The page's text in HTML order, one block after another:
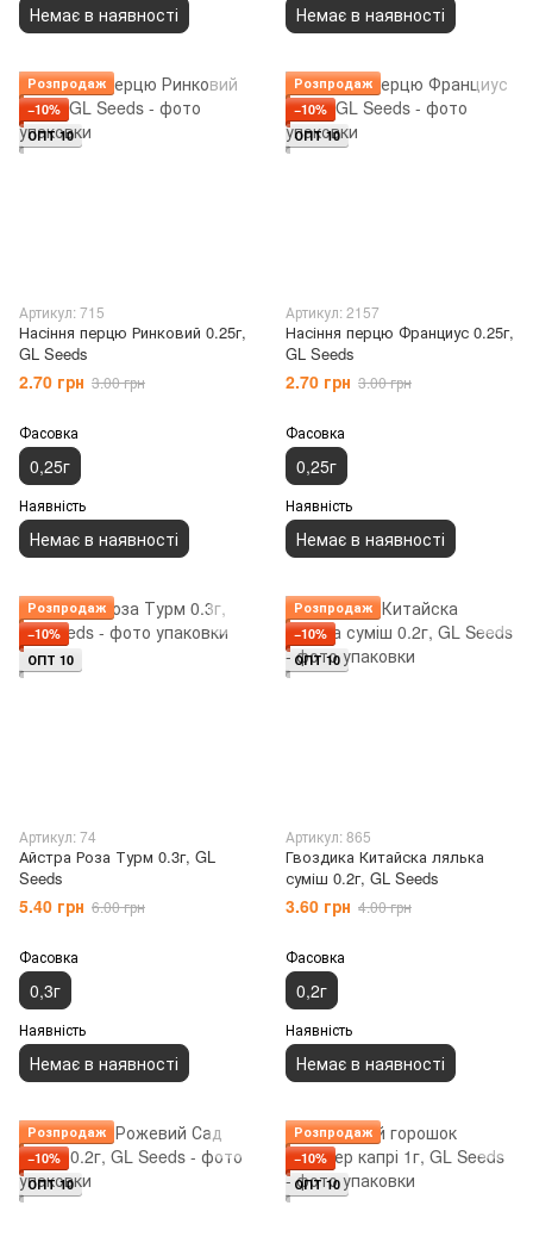
Немає в наявності Немає в наявності
Розпродаж
−10%
ОПТ 10
Артикул: 715
Насіння перцю Ринковий 0.25г,
GL Seeds
2.70 грн 3.00 грн
Фасовка
0,25г
Наявність
Немає в наявності
Розпродаж
−10%
ОПТ 10
Артикул: 2157
Насіння перцю Франциус 0.25г,
GL Seeds
2.70 грн 3.00 грн
Фасовка
0,25г
Наявність
Немає в наявності
Розпродаж
−10%
ОПТ 10
Артикул: 74
Айстра Роза Турм 0.3г, GL
Seeds
5.40 грн 6.00 грн
Фасовка
0,3г
Наявність
Немає в наявності
Розпродаж
−10%
ОПТ 10
Артикул: 865
Гвоздика Китайска лялька
суміш 0.2г, GL Seeds
3.60 грн 4.00 грн
Фасовка
0,2г
Наявність
Немає в наявності
Розпродаж
−10%
ОПТ 10
Розпродаж
−10%
ОПТ 10